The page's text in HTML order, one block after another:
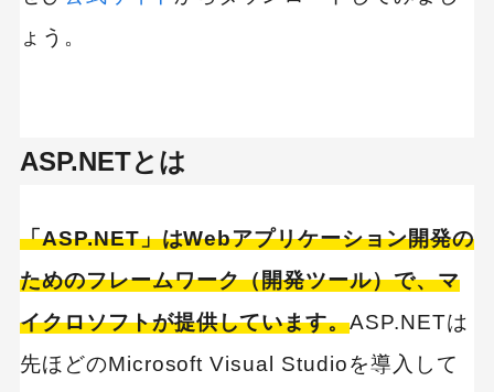
ょう。
ASP.NETとは
「ASP.NET」はWebアプリケーション開発の
ためのフレームワーク（開発ツール）で、マ
イクロソフトが提供しています。ASP.NETは
先ほどのMicrosoft Visual Studioを導入して